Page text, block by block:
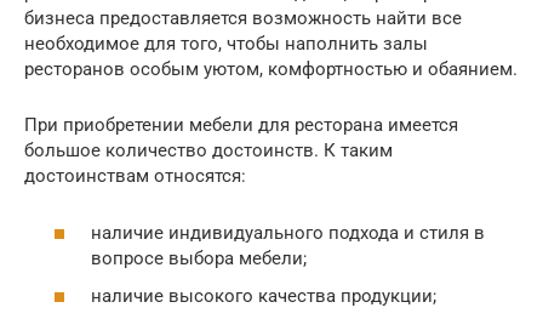
бизнеса предоставляется возможность найти все
необходимое для того, чтобы наполнить залы
ресторанов особым уютом, комфортностью и обаянием.
При приобретении мебели для ресторана имеется
большое количество достоинств. К таким
достоинствам относятся:
наличие индивидуального подхода и стиля в
вопросе выбора мебели;
наличие высокого качества продукции;